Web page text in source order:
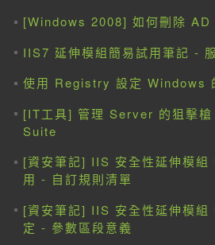
[Windows 2008] 如何刪除 AD
IIS7 延伸模組簡易試用筆記 -
使用 Registry 設定 Windows
[IT工具] 管理 Server 的狙擊
Suite
[資安筆記] IIS 安全性延伸模
用 - 自訂規則清單
[資安筆記] IIS 安全性延伸模
定 - 參數區段意義